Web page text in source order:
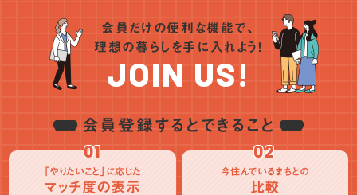
九州・沖縄
インタビュー 統計データ アンケート 地域おこし協力隊
ワーケーション PR NEWS
会員だけの便利な機能で、
理想の暮らしを手に入れよう！
JOIN US!
会員登録するとできること
01
「やりたいこと」に応じた
マッチ度の表示
02
今住んでいるまちとの
比較